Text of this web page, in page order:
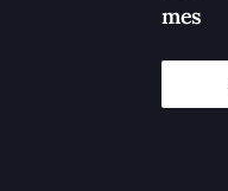
mes